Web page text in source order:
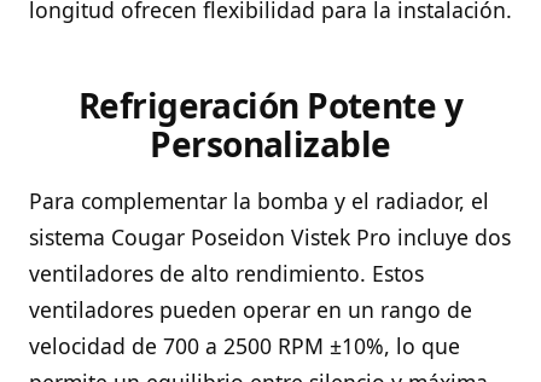
longitud ofrecen flexibilidad para la instalación.
Refrigeración Potente y
Personalizable
Para complementar la bomba y el radiador, el
sistema Cougar Poseidon Vistek Pro incluye dos
ventiladores de alto rendimiento. Estos
ventiladores pueden operar en un rango de
velocidad de 700 a 2500 RPM ±10%, lo que